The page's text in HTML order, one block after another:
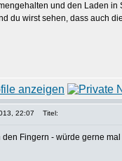
und den Laden
du wirst sehen, dass auch
22:07 Titel:
den Fingern - würde gerne